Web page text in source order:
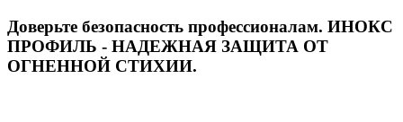
Доверьте безопасность профессионалам. ИНОКС
ПРОФИЛЬ - НАДЕЖНАЯ ЗАЩИТА ОТ
ОГНЕННОЙ СТИХИИ.